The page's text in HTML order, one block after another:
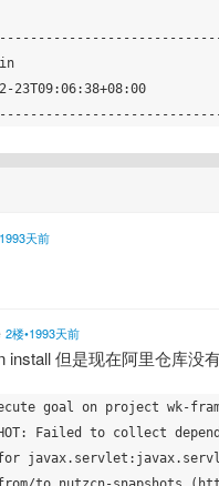
23T09:06:38+08:00
天前
2楼•1993天前
install 但是现在阿里仓库没
goal on project wk-
Failed to collect